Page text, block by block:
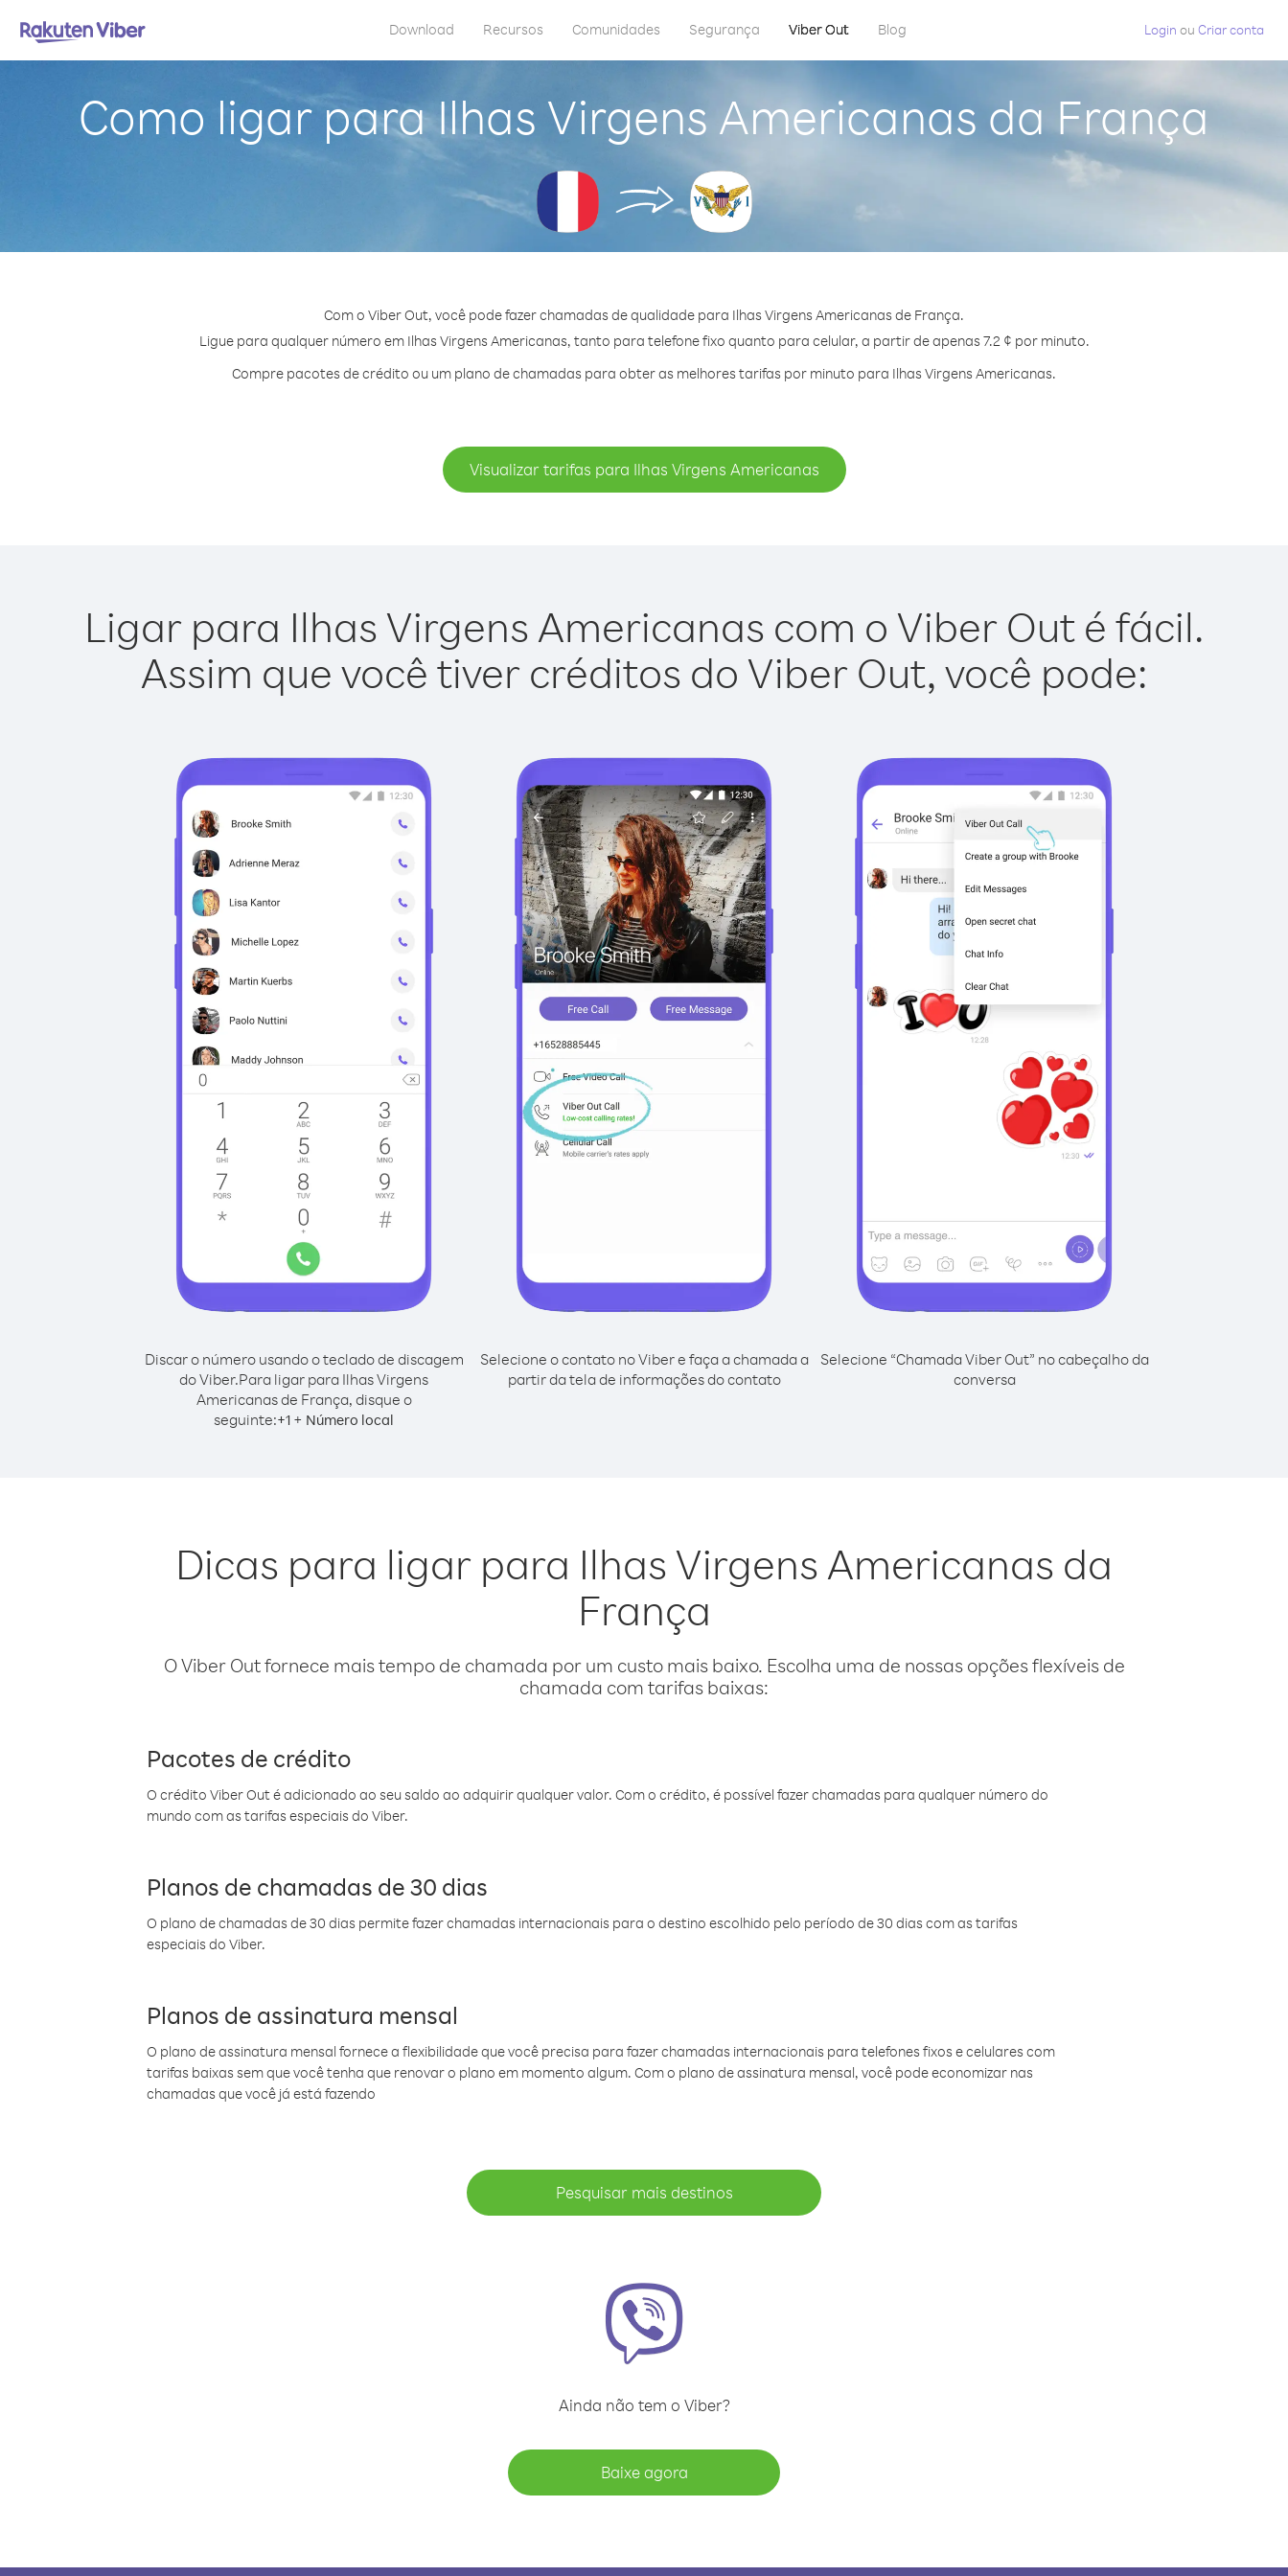
Download Recursos Comunidades Segurança Viber Out Blog Login ou Criar conta
Como ligar para Ilhas Virgens Americanas da França
Com o Viber Out, você pode fazer chamadas de qualidade para Ilhas Virgens Americanas de França.
Ligue para qualquer número em Ilhas Virgens Americanas, tanto para telefone fixo quanto para celular, a partir de apenas 7.2 ¢ por minuto.
Compre pacotes de crédito ou um plano de chamadas para obter as melhores tarifas por minuto para Ilhas Virgens Americanas.
Visualizar tarifas para Ilhas Virgens Americanas
Ligar para Ilhas Virgens Americanas com o Viber Out é fácil.
Assim que você tiver créditos do Viber Out, você pode:
Discar o número usando o teclado de discagem
do Viber.Para ligar para Ilhas Virgens
Americanas de França, disque o
seguinte:+1 + Número local
Selecione o contato no Viber e faça a chamada a
partir da tela de informações do contato
Selecione “Chamada Viber Out” no cabeçalho da
conversa
Dicas para ligar para Ilhas Virgens Americanas da
França
O Viber Out fornece mais tempo de chamada por um custo mais baixo. Escolha uma de nossas opções flexíveis de
chamada com tarifas baixas:
Pacotes de crédito
O crédito Viber Out é adicionado ao seu saldo ao adquirir qualquer valor. Com o crédito, é possível fazer chamadas para qualquer número do
mundo com as tarifas especiais do Viber.
Planos de chamadas de 30 dias
O plano de chamadas de 30 dias permite fazer chamadas internacionais para o destino escolhido pelo período de 30 dias com as tarifas
especiais do Viber.
Planos de assinatura mensal
O plano de assinatura mensal fornece a flexibilidade que você precisa para fazer chamadas internacionais para telefones fixos e celulares com
tarifas baixas sem que você tenha que renovar o plano em momento algum. Com o plano de assinatura mensal, você pode economizar nas
chamadas que você já está fazendo
Pesquisar mais destinos
Ainda não tem o Viber?
Baixe agora